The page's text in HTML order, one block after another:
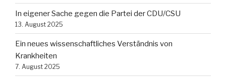
In eigener Sache gegen die Partei der CDU/CSU
13. August 2025
Ein neues wissenschaftliches Verständnis von
Krankheiten
7. August 2025